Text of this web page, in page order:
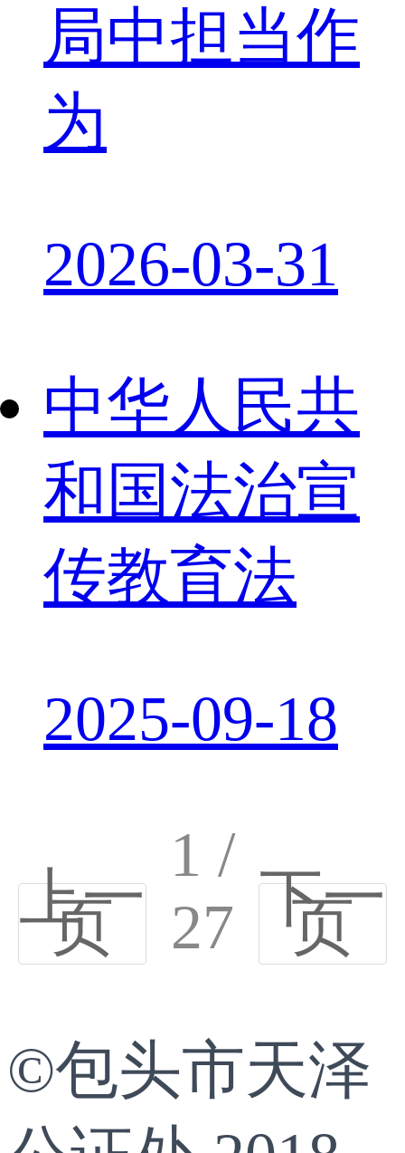
局中担当作
为
2026-03-31
中华人民共
和国法治宣
传教育法
2025-09-18
上一
页
1 /
27 下一
页
©包头市天泽